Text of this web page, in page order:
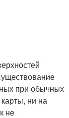
при обычных
ни на
не